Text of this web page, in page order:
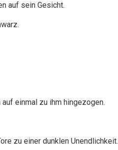
auf sein Gesicht.
einmal zu ihm hingezogen.
zu einer dunklen Unendlichkeit.